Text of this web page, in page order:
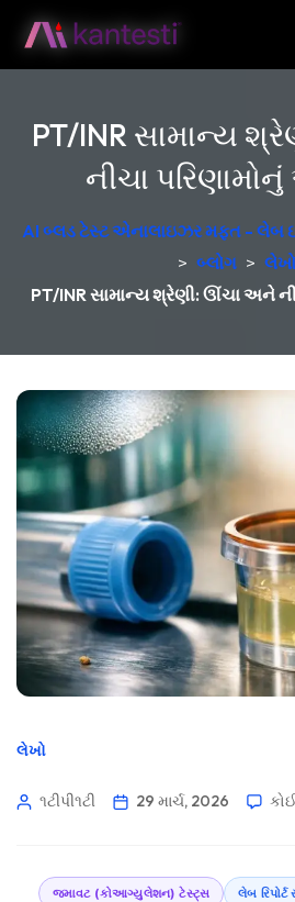
PT/INR સામાન્ય
નીચા
AI બ્લડ ટેસ્ટ એનાલાઇઝર મફત - લેબ
> બ્લોગ > લેખો
PT/INR સામાન્ય શ્રેણી: ઊંચા અને
લેખો
૧ટીપી૧ટી 29 માર્ચ, 2026
જમાવટ (કોઆગ્યુલેશન) ટેસ્ટ્સ લેબ